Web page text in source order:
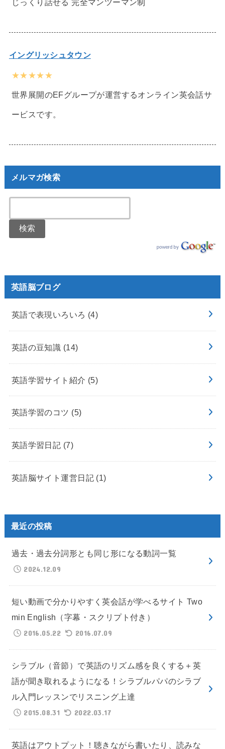
じっくり話せる 完全マンツーマン制
イングリッシュタウン
★★★★★
世界展開のEFグループが運営するオンライン英会話サ
ービスです。
メルマガ検索
英語脳ブログ
英語で表現いろいろ (4)
英語の豆知識 (14)
英語学習サイト紹介 (5)
英語学習のコツ (5)
英語学習日記 (7)
英語脳サイト運営日記 (1)
最近の投稿
過去・過去分詞形とも同じ形になる動詞一覧
2024.12.09
短い動画で分かりやすく英会話が学べるサイト Two
min English（字幕・スクリプト付き）
2016.05.22
2016.07.09
シラブル（音節）で英語のリズム感を良くする＋英
語が聞き取れるようになる！シラブルパパのシラブ
ル入門レッスンでリスニング上達
2015.08.31
2022.03.17
英語はアウトプット！聴きながら書いたり、読みな